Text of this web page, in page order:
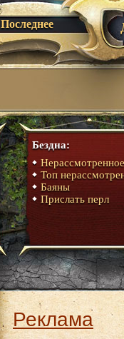
Последнее
Бездна:
Нерассмотренное
Топ
Баяны
Прислать перл
Реклама